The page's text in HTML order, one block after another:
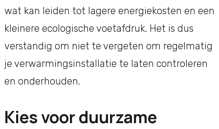
wat kan leiden tot lagere energiekosten en een
kleinere ecologische voetafdruk. Het is dus
verstandig om niet te vergeten om regelmatig
je verwarmingsinstallatie te laten controleren
en onderhouden.
Kies voor duurzame